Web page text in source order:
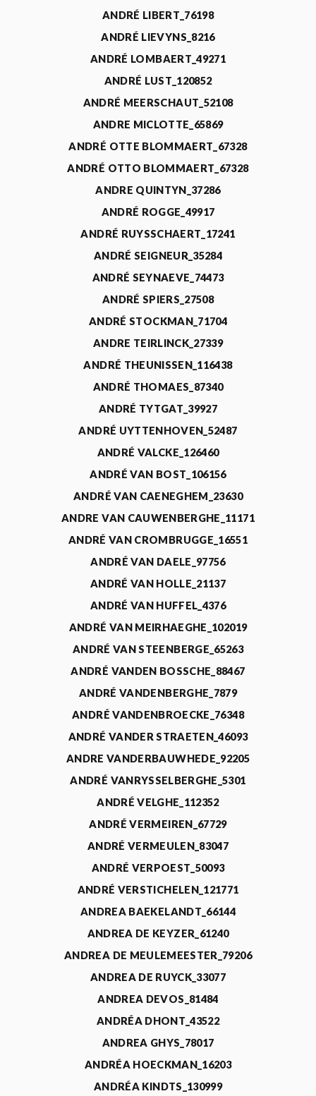
ANDRÉ LIBERT_76198
ANDRÉ LIEVYNS_8216
ANDRÉ LOMBAERT_49271
ANDRÉ LUST_120852
ANDRÉ MEERSCHAUT_52108
ANDRE MICLOTTE_65869
ANDRÉ OTTE BLOMMAERT_67328
ANDRÉ OTTO BLOMMAERT_67328
ANDRE QUINTYN_37286
ANDRÉ ROGGE_49917
ANDRÉ RUYSSCHAERT_17241
ANDRÉ SEIGNEUR_35284
ANDRÉ SEYNAEVE_74473
ANDRÉ SPIERS_27508
ANDRÉ STOCKMAN_71704
ANDRE TEIRLINCK_27339
ANDRÉ THEUNISSEN_116438
ANDRÉ THOMAES_87340
ANDRÉ TYTGAT_39927
ANDRÉ UYTTENHOVEN_52487
ANDRÉ VALCKE_126460
ANDRÉ VAN BOST_106156
ANDRÉ VAN CAENEGHEM_23630
ANDRE VAN CAUWENBERGHE_11171
ANDRÉ VAN CROMBRUGGE_16551
ANDRÉ VAN DAELE_97756
ANDRÉ VAN HOLLE_21137
ANDRÉ VAN HUFFEL_4376
ANDRÉ VAN MEIRHAEGHE_102019
ANDRÉ VAN STEENBERGE_65263
ANDRÉ VANDEN BOSSCHE_88467
ANDRÉ VANDENBERGHE_7879
ANDRÉ VANDENBROECKE_76348
ANDRÉ VANDER STRAETEN_46093
ANDRE VANDERBAUWHEDE_92205
ANDRÉ VANRYSSELBERGHE_5301
ANDRÉ VELGHE_112352
ANDRÉ VERMEIREN_67729
ANDRÉ VERMEULEN_83047
ANDRÉ VERPOEST_50093
ANDRÉ VERSTICHELEN_121771
ANDREA BAEKELANDT_66144
ANDREA DE KEYZER_61240
ANDREA DE MEULEMEESTER_79206
ANDREA DE RUYCK_33077
ANDREA DEVOS_81484
ANDRÉA DHONT_43522
ANDREA GHYS_78017
ANDRÉA HOECKMAN_16203
ANDRÉA KINDTS_130999